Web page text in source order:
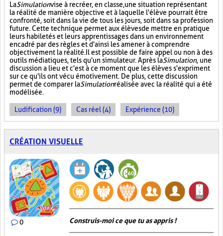
LaSimulationvise à recréer, en classe, une situation représentant
la réalité de manière objective et à laquelle l'élève pourrait être
confronté, soit dans la vie de tous les jours, soit dans sa profession
future. Cette technique permet aux élèves de mettre en pratique
leurs habiletés et leurs apprentissages dans un environnement
encadré par des règles et d'ainsi les amener à comprendre
objectivement la réalité. Il est possible de faire appel ou non à des
outils médiatiques, tels qu'un simulateur. Après laSimulation, une
discussion a lieu et c'est à ce moment que les élèves s'expriment
sur ce qu'ils ont vécu émotivement. De plus, cette discussion
permet de comparer laSimulationréalisée avec la réalité qui a été
modélisée.
Ludification (9) Cas réel (4) Expérience (10)
CRÉATION VISUELLE
0 Construis-moi ce que tu as appris !